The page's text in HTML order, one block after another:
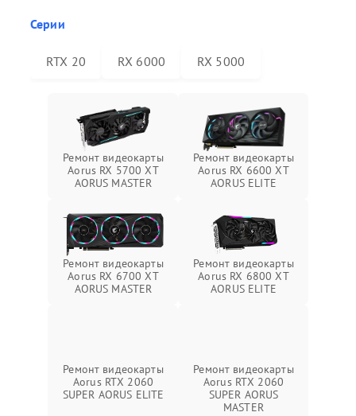
Серии
RTX 20 RX 6000 RX 5000
Ремонт видеокарты
Aorus RX 5700 XT
AORUS MASTER
Ремонт видеокарты
Aorus RX 6600 XT
AORUS ELITE
Ремонт видеокарты
Aorus RX 6700 XT
AORUS MASTER
Ремонт видеокарты
Aorus RX 6800 XT
AORUS ELITE
Ремонт видеокарты
Aorus RTX 2060
SUPER AORUS ELITE
Ремонт видеокарты
Aorus RTX 2060
SUPER AORUS
MASTER